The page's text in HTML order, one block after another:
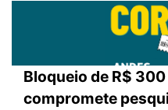
Bloqueio de R$
compromete